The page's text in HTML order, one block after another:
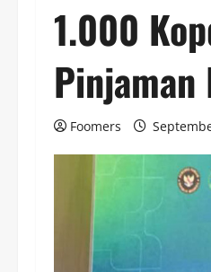
1.000
Pinjaman
Foomers